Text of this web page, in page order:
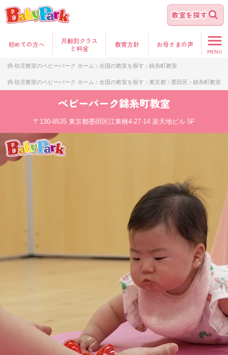
教室を探す
初めての方へ
月齢別クラス
と料金
教育方針 お母さまの声
MENU
幼児教室のベビーパーク ホーム 全国の教室を探す 錦糸町教室
幼児教室のベビーパーク ホーム 全国の教室を探す 東京都 墨田区 錦糸町教室
ベビーパーク錦糸町教室
〒130-8535 東京都墨田区江東橋4-27-14 楽天地ビル 5F